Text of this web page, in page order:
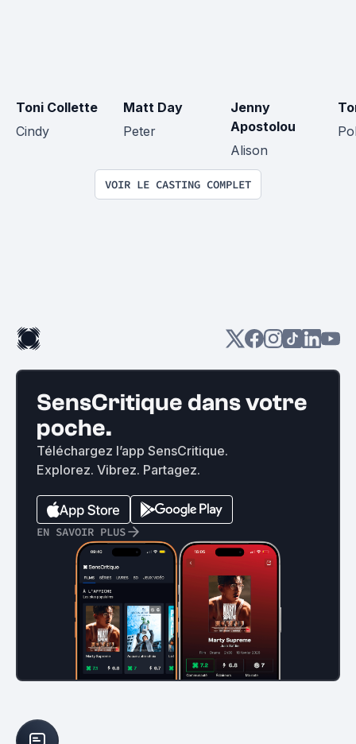
Toni Collette
Cindy
Matt Day
Peter
Jenny
Apostolou
Alison
VOIR LE CASTING COMPLET
SensCritique dans votre
poche.
Téléchargez l’app SensCritique.
Explorez. Vibrez. Partagez.
EN SAVOIR PLUS